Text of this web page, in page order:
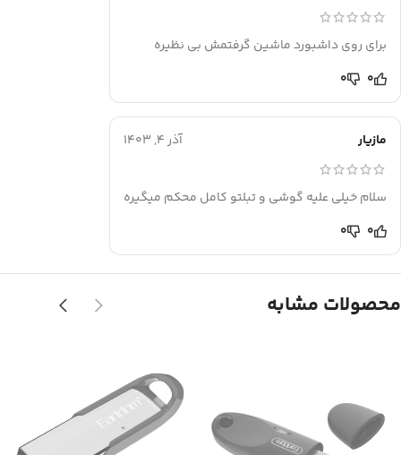
برای روی داشبورد ماشین گرفتمش بی نظیره
0
0
مازیار آذر 4, 1403
سلام خیلی علیه گوشی و تبلتو کامل محکم میگیره
0
0
محصولات مشابه